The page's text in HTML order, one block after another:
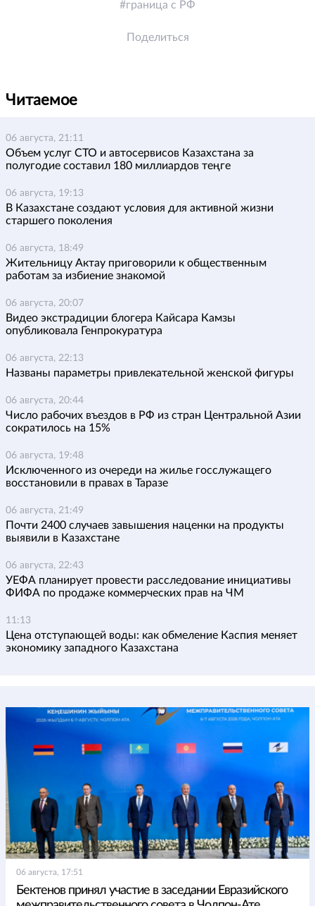
граница с РФ
Поделиться
Читаемое
06 августа, 21:11
Объем услуг СТО и автосервисов Казахстана за
полугодие составил 180 миллиардов теңге
06 августа, 19:13
В Казахстане создают условия для активной жизни
старшего поколения
06 августа, 18:49
Жительницу Актау приговорили к общественным
работам за избиение знакомой
06 августа, 20:07
Видео экстрадиции блогера Кайсара Камзы
опубликовала Генпрокуратура
06 августа, 22:13
Названы параметры привлекательной женской фигуры
06 августа, 20:44
Число рабочих въездов в РФ из стран Центральной Азии
сократилось на 15%
06 августа, 19:48
Исключенного из очереди на жилье госслужащего
восстановили в правах в Таразе
06 августа, 21:49
Почти 2400 случаев завышения наценки на продукты
выявили в Казахстане
06 августа, 22:43
УЕФА планирует провести расследование инициативы
ФИФА по продаже коммерческих прав на ЧМ
11:13
Цена отступающей воды: как обмеление Каспия меняет
экономику западного Казахстана
06 августа, 17:51
Бектенов принял участие в заседании Евразийского